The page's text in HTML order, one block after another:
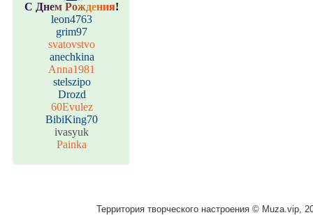
С Днем Рождения!
leon4763
grim97
svatovstvo
anechkina
Anna1981
stelszipo
Drozd
60Evulez
BibiKing70
ivasyuk
Painka
Территория творческого настроения © Muza.vip,